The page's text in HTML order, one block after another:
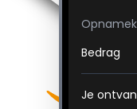
Bedrag
Je